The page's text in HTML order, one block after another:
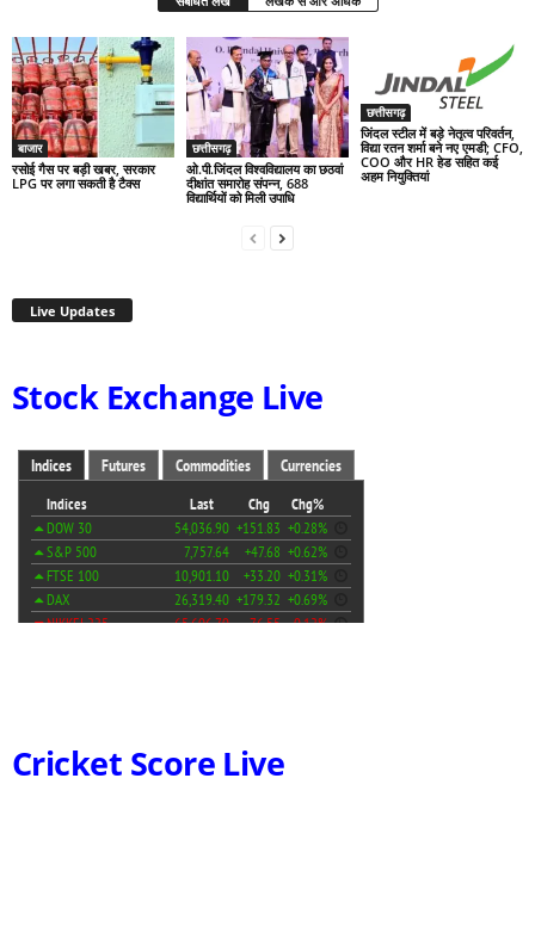
बाजार
रसोई गैस पर बड़ी खबर, सरकार
LPG पर लगा सकती है टैक्स
छत्तीसगढ़
ओ.पी.जिंदल विश्वविद्यालय का छठवां
दीक्षांत समारोह संपन्न, 688
विद्यार्थियों को मिली उपाधि
छत्तीसगढ़
जिंदल स्टील में बड़े नेतृत्व परिवर्तन,
विद्या रतन शर्मा बने नए एमडी; CFO,
COO और HR हेड सहित कई
अहम नियुक्तियां
Live Updates
Stock Exchange Live
Cricket Score Live